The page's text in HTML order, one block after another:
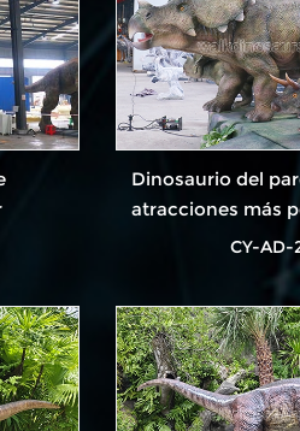
Dinosaurio del
atracciones más
CY-AD-